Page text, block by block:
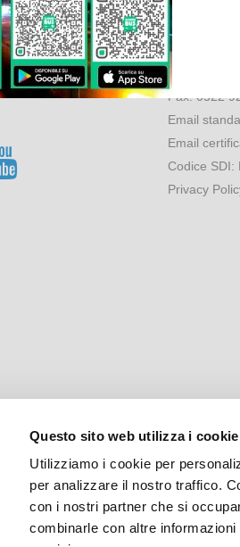
Questo sito web utilizza i cookie
Utilizziamo i cookie per
per analizzare il nostro traffico.
con i nostri partner che si
combinarle con altre
e Logistica S.r.l.
TIL srl a socio
Viale Trento
42124
Tel:
Fax:0522
Email
Email
Codice SDI:
Privacy